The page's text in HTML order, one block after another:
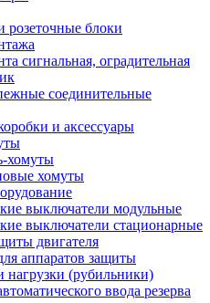
розеточные блоки
сигнальная, оградительная
соединительные
и аксессуары
хомуты
хомуты
выключатели модульные
выключатели стационарные
двигателя
аппаратов защиты
нагрузки (рубильники)
ввода резерва